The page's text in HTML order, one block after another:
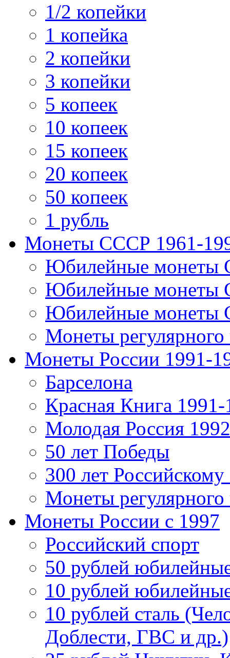
1/2 копейки
1 копейка
2 копейки
3 копейки
5 копеек
10 копеек
15 копеек
20 копеек
50 копеек
1 рубль
Монеты СССР 1961-
Юбилейные монеты
Юбилейные
Юбилейные
Монеты
Монеты России 1991-
Барселона
Красная Книга 1991-
Молодая Россия
50 лет Победы
300 лет
Монеты
Монеты России c 1997
Российский спорт
50 рублей
10 рублей
10 рублей сталь
Доблести, ГВС и др.)